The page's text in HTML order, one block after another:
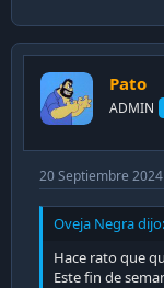
Pato
ADMIN
20 Septiembre 2024
Oveja Negra dijo:
Hace rato que
Este fin de